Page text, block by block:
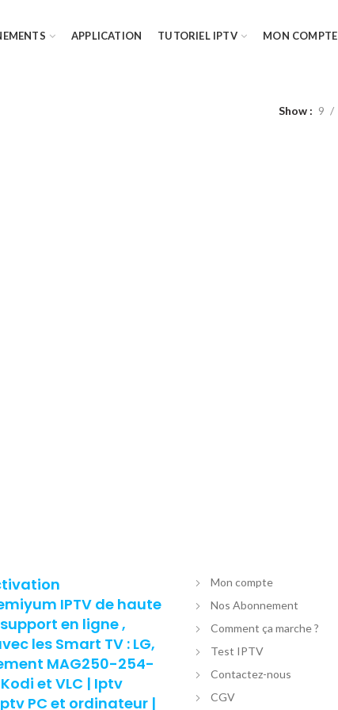
APPLICATION TUTORIEL IPTV MON COMPTE
Show 9
IPTV de haute
en ligne ,
les Smart TV : LG,
MAG250-254-
et VLC | Iptv
PC et ordinateur |
Mon compte
Nos Abonnement
Comment ça marche ?
Test IPTV
Contactez-nous
CGV